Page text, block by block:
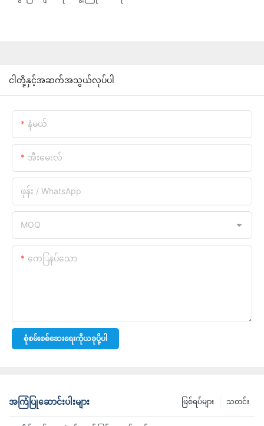
ငါတို့နှင့်အဆက်အသွယ်လုပ်ပါ
နံမယ်
အီးမေးလ်
ဖုန်း / WhatsApp
MOQ
ကေြနပ်သော
စုံစမ်းစစ်ဆေးရေးကိုယခုပို့ပါ
အကြံပြုဆောင်းပါးများ သတင်း
ဖြစ်ရပ်များ